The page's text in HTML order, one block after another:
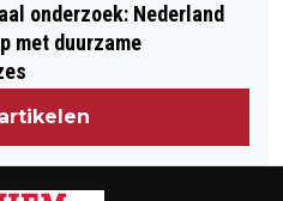
onderzoek: Nederland
met duurzame